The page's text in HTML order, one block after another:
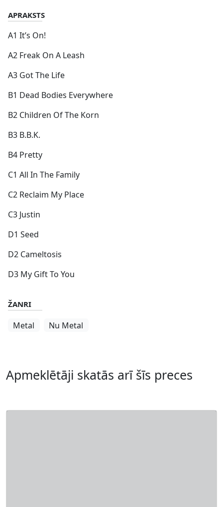
APRAKSTS
A1 It’s On!
A2 Freak On A Leash
A3 Got The Life
B1 Dead Bodies Everywhere
B2 Children Of The Korn
B3 B.B.K.
B4 Pretty
C1 All In The Family
C2 Reclaim My Place
C3 Justin
D1 Seed
D2 Cameltosis
D3 My Gift To You
ŽANRI
Metal Nu Metal
Apmeklētāji skatās arī šīs preces